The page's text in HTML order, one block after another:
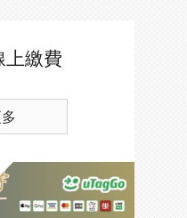
上繳費